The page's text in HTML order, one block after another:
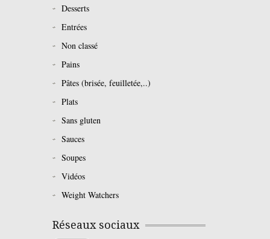
Desserts
Entrées
Non classé
Pains
Pâtes (brisée, feuilletée,..)
Plats
Sans gluten
Sauces
Soupes
Vidéos
Weight Watchers
Réseaux sociaux